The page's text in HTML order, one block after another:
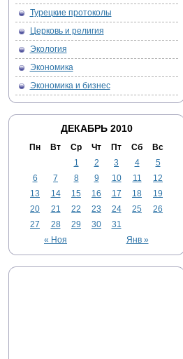
Турецкие протоколы
Церковь и религия
Экология
Экономика
Экономика и бизнес
ДЕКАБРЬ 2010
Пн Вт Ср Чт Пт Сб Вс
« Ноя Янв »
1 2 3 4
5
6
7 8 9 10 11
12
13
14 15 16 17 18
19
20
21 22 23 24 25
26
27
28 29 30 31